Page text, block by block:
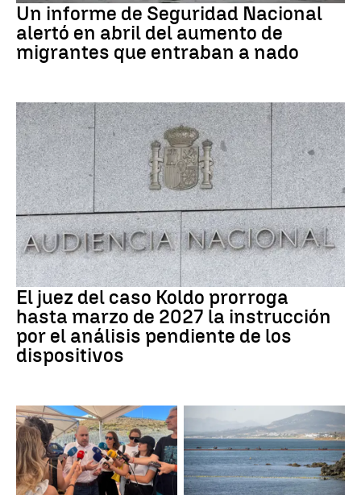
Un informe de Seguridad Nacional
alertó en abril del aumento de
migrantes que entraban a nado
Caso Koldo
El juez del caso Koldo prorroga
hasta marzo de 2027 la instrucción
por el análisis pendiente de los
dispositivos
Crisis Migratoria CRISIS MIGRATORIA